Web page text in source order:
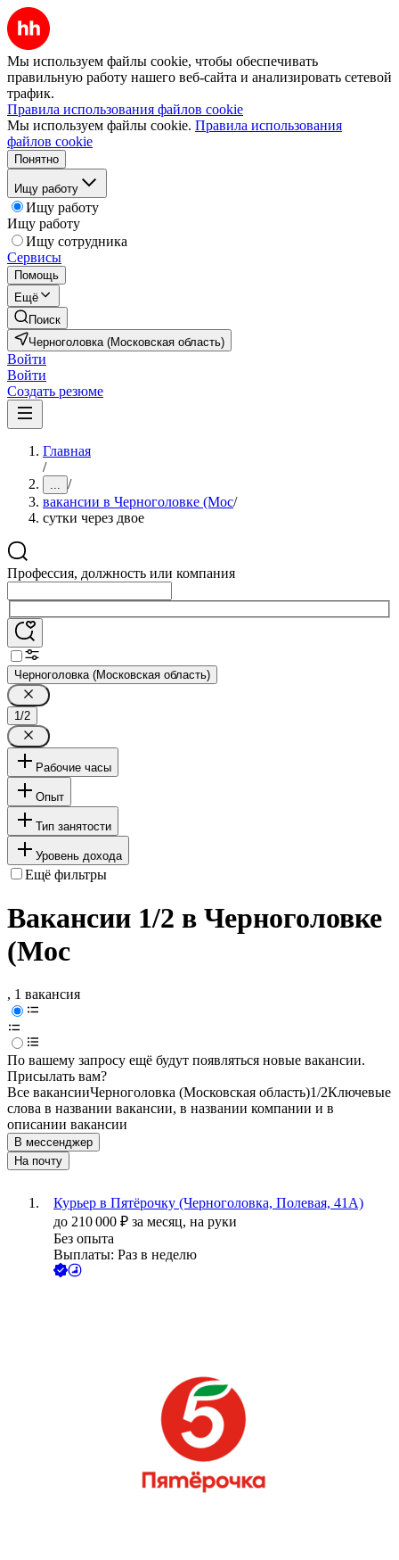
Мы используем файлы cookie, чтобы обеспечивать
правильную работу нашего веб-сайта и анализировать сетевой
трафик.
Правила использования файлов cookie
Мы используем файлы cookie. Правила использования
файлов cookie
Понятно
Ищу работу
Ищу работу
Ищу работу
Ищу сотрудника
Сервисы
Помощь
Ещё
Поиск
Черноголовка (Московская область)
Войти
Войти
Создать резюме
Главная
/
... /
вакансии в Черноголовке (Мос/
сутки через двое
Профессия, должность или компания
Черноголовка (Московская область)
1/2
Рабочие часы
Опыт
Тип занятости
Уровень дохода
Ещё фильтры
Вакансии 1/2 в Черноголовке
(Мос
, 1 вакансия
По вашему запросу ещё будут появляться новые вакансии.
Присылать вам?
Все вакансииЧерноголовка (Московская область)1/2Ключевые
слова в названии вакансии, в названии компании и в
описании вакансии
В мессенджер
На почту
Курьер в Пятёрочку (Черноголовка, Полевая, 41А)
до 210 000 ₽ за месяц, на руки
Без опыта
Выплаты: Раз в неделю